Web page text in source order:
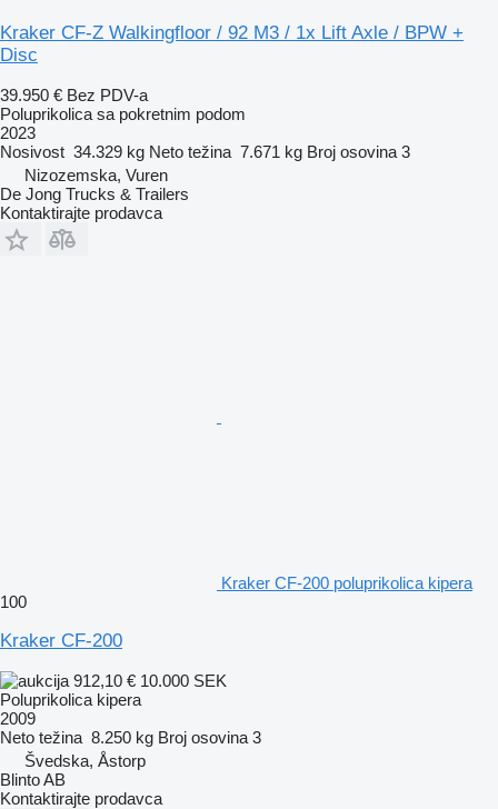
Kraker CF-Z Walkingfloor / 92 M3 / 1x Lift Axle / BPW +
Disc
39.950 € Bez PDV-a
Poluprikolica sa pokretnim podom
2023
Nosivost 34.329 kg Neto težina 7.671 kg Broj osovina 3
Nizozemska, Vuren
De Jong Trucks & Trailers
Kontaktirajte prodavca
Kraker CF-200 poluprikolica kipera
100
Kraker CF-200
912,10 € 10.000 SEK
Poluprikolica kipera
2009
Neto težina 8.250 kg Broj osovina 3
Švedska, Åstorp
Blinto AB
Kontaktirajte prodavca